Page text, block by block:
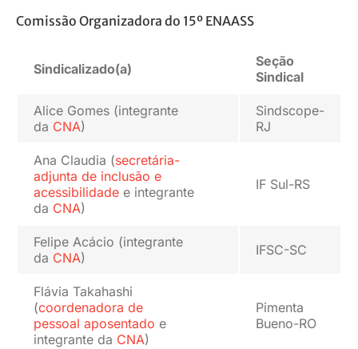
Comissão Organizadora do 15º ENAASS
Sindicalizado(a)
Seção
Sindical
Alice Gomes (integrante
da CNA)
Sindscope-
RJ
Ana Claudia (secretária-
adjunta de inclusão e
acessibilidadee integrante
da CNA)
IF Sul-RS
Felipe Acácio (integrante
da CNA) IFSC-SC
Flávia Takahashi
(coordenadora de
pessoal aposentado e
integrante da CNA)
Pimenta
Bueno-RO